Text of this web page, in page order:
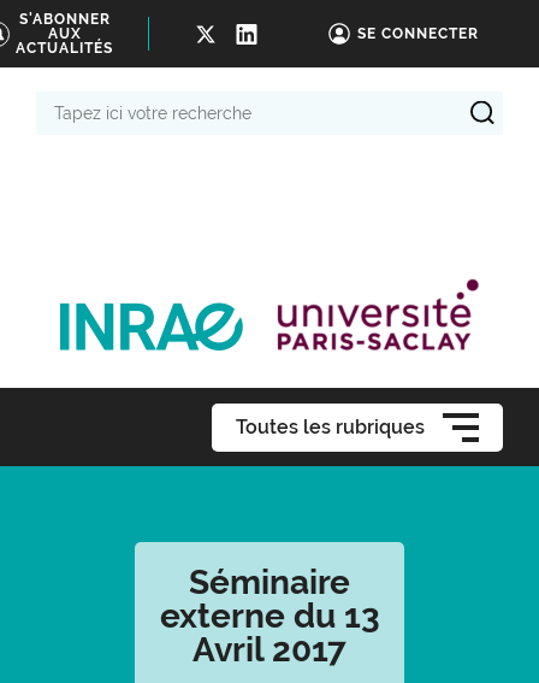
S'ABONNER
AUX
ACTUALITÉS
SE CONNECTER
Toutes les rubriques
Séminaire
externe du 13
Avril 2017